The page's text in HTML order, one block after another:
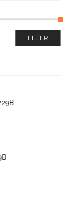
FILTER